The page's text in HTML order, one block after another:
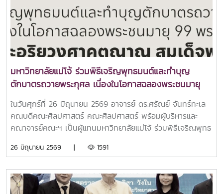
มหาวิทยาลัยแม่โจ้ ร่วมพิธีเจริญพุทธมนต์และทำบุญ
ตักบาตรถวายพระกุศล เนื่องในโอกาสฉลองพระชนมายุ
99 พรรษา สมเด็จพระอริยวงศาคตญาณ สมเด็จพระ
สังฆราช สกลมหาสังฆปริณายก
ในวันศุกร์ที่ 26 มิถุนายน 2569 อาจารย์ ดร.ศรัณย์ จันทร์ทะเล
คณบดีคณะศิลปศาสตร์ คณะศิลปศาสตร์ พร้อมผู้บริหารและ
คณาจารย์คณะฯ เป็นผู้แทนมหาวิทยาลัยแม่โจ้ ร่วมพิธีเจริญพุทธ
ชนมายุ 99 พรรษา สมเด็จพระอริยวงศาคตญาณ สมเด็จพระ
วรมหาวิหาร อำเภอเมืองเชียงใหม่ จังหวัดเชียงใหม่
26 มิถุนายน 2569 | 1591